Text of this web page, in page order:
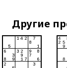
Другие